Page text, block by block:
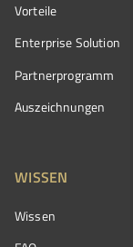
Vorteile
Enterprise Solution
Partnerprogramm
Auszeichnungen
WISSEN
Wissen